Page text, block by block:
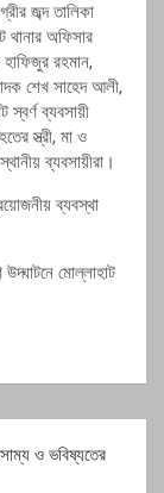
জব্দ তালিকা
অফিসার
রহমান,
শেখ সাহেদ আলী,
ব্যবসায়ী
স্ত্রী, মা ও
ব্যবসায়ীরা।
ব্যবস্থা
মোল্লাহাট
ও ভবিষ্যতের